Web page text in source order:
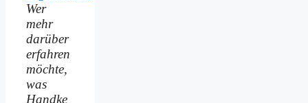
Wer
mehr
darüber
erfahren
möchte,
was
Handke